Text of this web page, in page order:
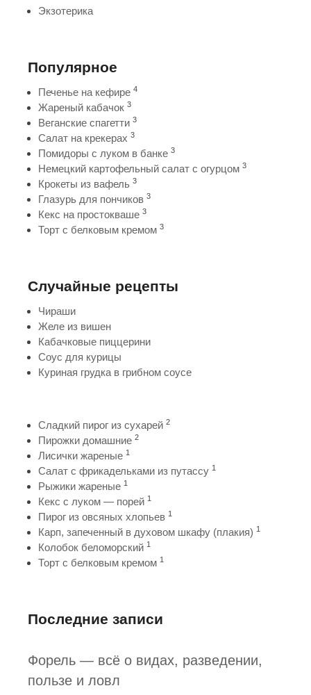
Экзотерика
Популярное
Печенье на кефире 4
Жареный кабачок 3
Веганские спагетти 3
Салат на крекерах 3
Помидоры с луком в банке 3
Немецкий картофельный салат с огурцом 3
Крокеты из вафель 3
Глазурь для пончиков 3
Кекс на простокваше 3
Торт с белковым кремом 3
Случайные рецепты
Чираши
Желе из вишен
Кабачковые пиццерини
Соус для курицы
Куриная грудка в грибном соусе
Сладкий пирог из сухарей 2
Пирожки домашние 2
Лисички жареные 1
Салат с фрикадельками из путассу 1
Рыжики жареные 1
Кекс с луком — порей 1
Пирог из овсяных хлопьев 1
Карп, запеченный в духовом шкафу (плакия) 1
Колобок беломорский 1
Торт с белковым кремом 1
Последние записи
Форель — всё о видах, разведении,
пользе и ловл